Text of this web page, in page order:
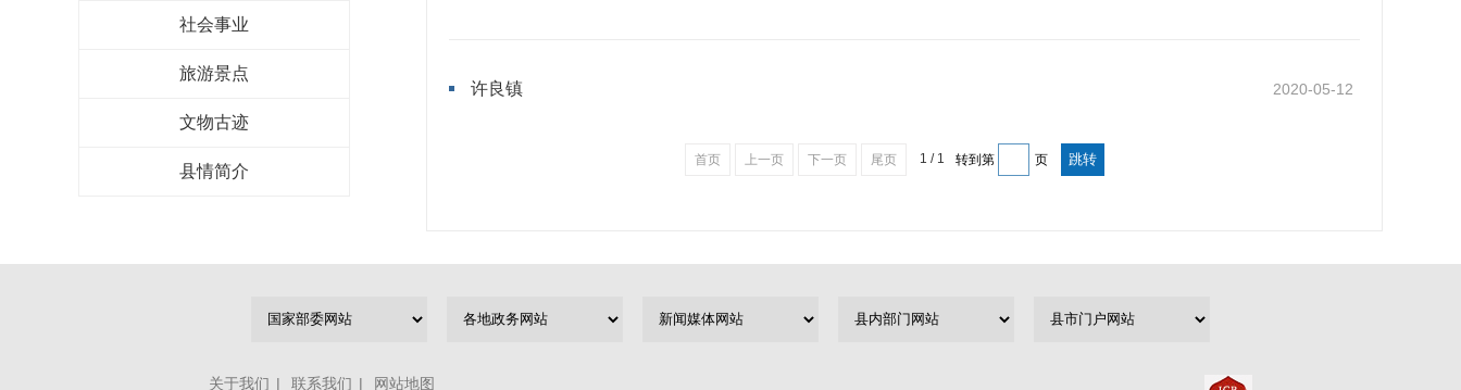
社会事业
旅游景点
文物古迹
县情简介
2020-05-12
许良镇
首页 上一页 下一页 尾页 1 / 1 转到第 页
关于我们 | 联系我们 | 网站地图